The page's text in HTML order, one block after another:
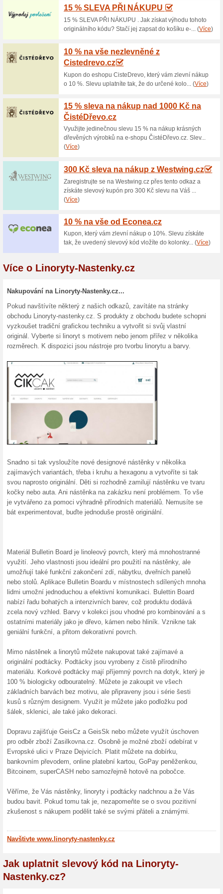
Aktuální slevy a
Nové nástěnkové
100% fungovalo
Portfolio přírodních
Jedná se o přírodní linoleum
funkčností se hodí také pro
stěny, nábytek, dveře či dělící
Sleva na nástěnku
38 cm
100% fungovalo Akce
Nástěnka ve tvaru kruhu
Nastenky.cz se slevou.
Hygienické a
Skončené nabídky... (3x)
10 %
Sleva 10
15 %
10 %
Kupon